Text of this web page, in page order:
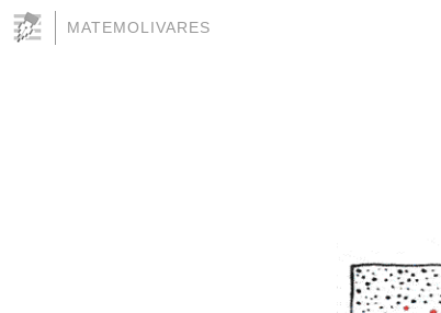
MATEMOLIVARES